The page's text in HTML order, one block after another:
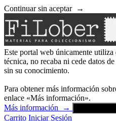
Continuar sin aceptar →
Este portal web únicamente
técnica, no recaba ni cede datos
sin su conocimiento.
Para obtener más información
enlace «Más información».
Más información
→
Carrito Iniciar Sesión